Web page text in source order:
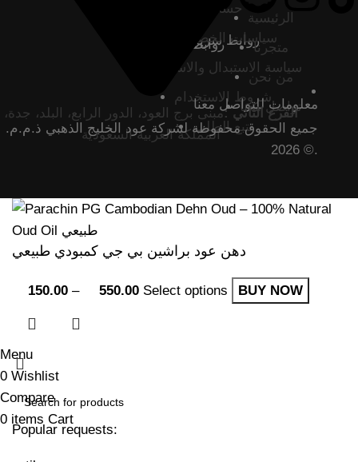
روابط سريعة
الرئيسية
متجرنا
من نحن
تواصل معنا
روابط التواصل
حسابي
سياسات الخصوصية
سياسة الاستبدال والاسترجاع
شروط الاستخدام
تتبع الطلب
معلومات للتواصل معنا
الفرع الثاني :مبنى برج العود، الدور الرابع، البلد، جدة،
المملكة العربية السعودية
جميع الحقوق محفوظة لشركة عود الخليج الذهبي ذ.م.م.
© 2026.
دهن عود براشين بي جي كمبودي طبيعي
150.00 – 550.00 Select options BUY NOW
Popular requests:
Menu
0 Wishlist
Compare
0 items Cart